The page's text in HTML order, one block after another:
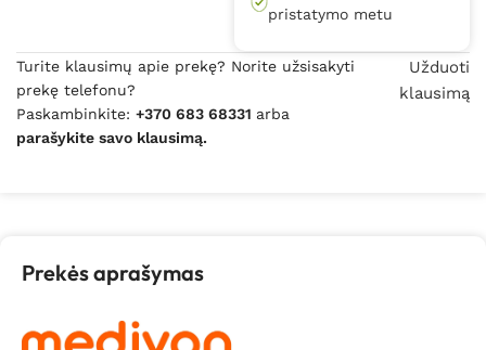
pristatymo metu
Turite klausimų apie prekę? Norite užsisakyti
prekę telefonu?
Paskambinkite: +370 683 68331 arba
parašykite savo klausimą.
Užduoti
klausimą
Prekės aprašymas